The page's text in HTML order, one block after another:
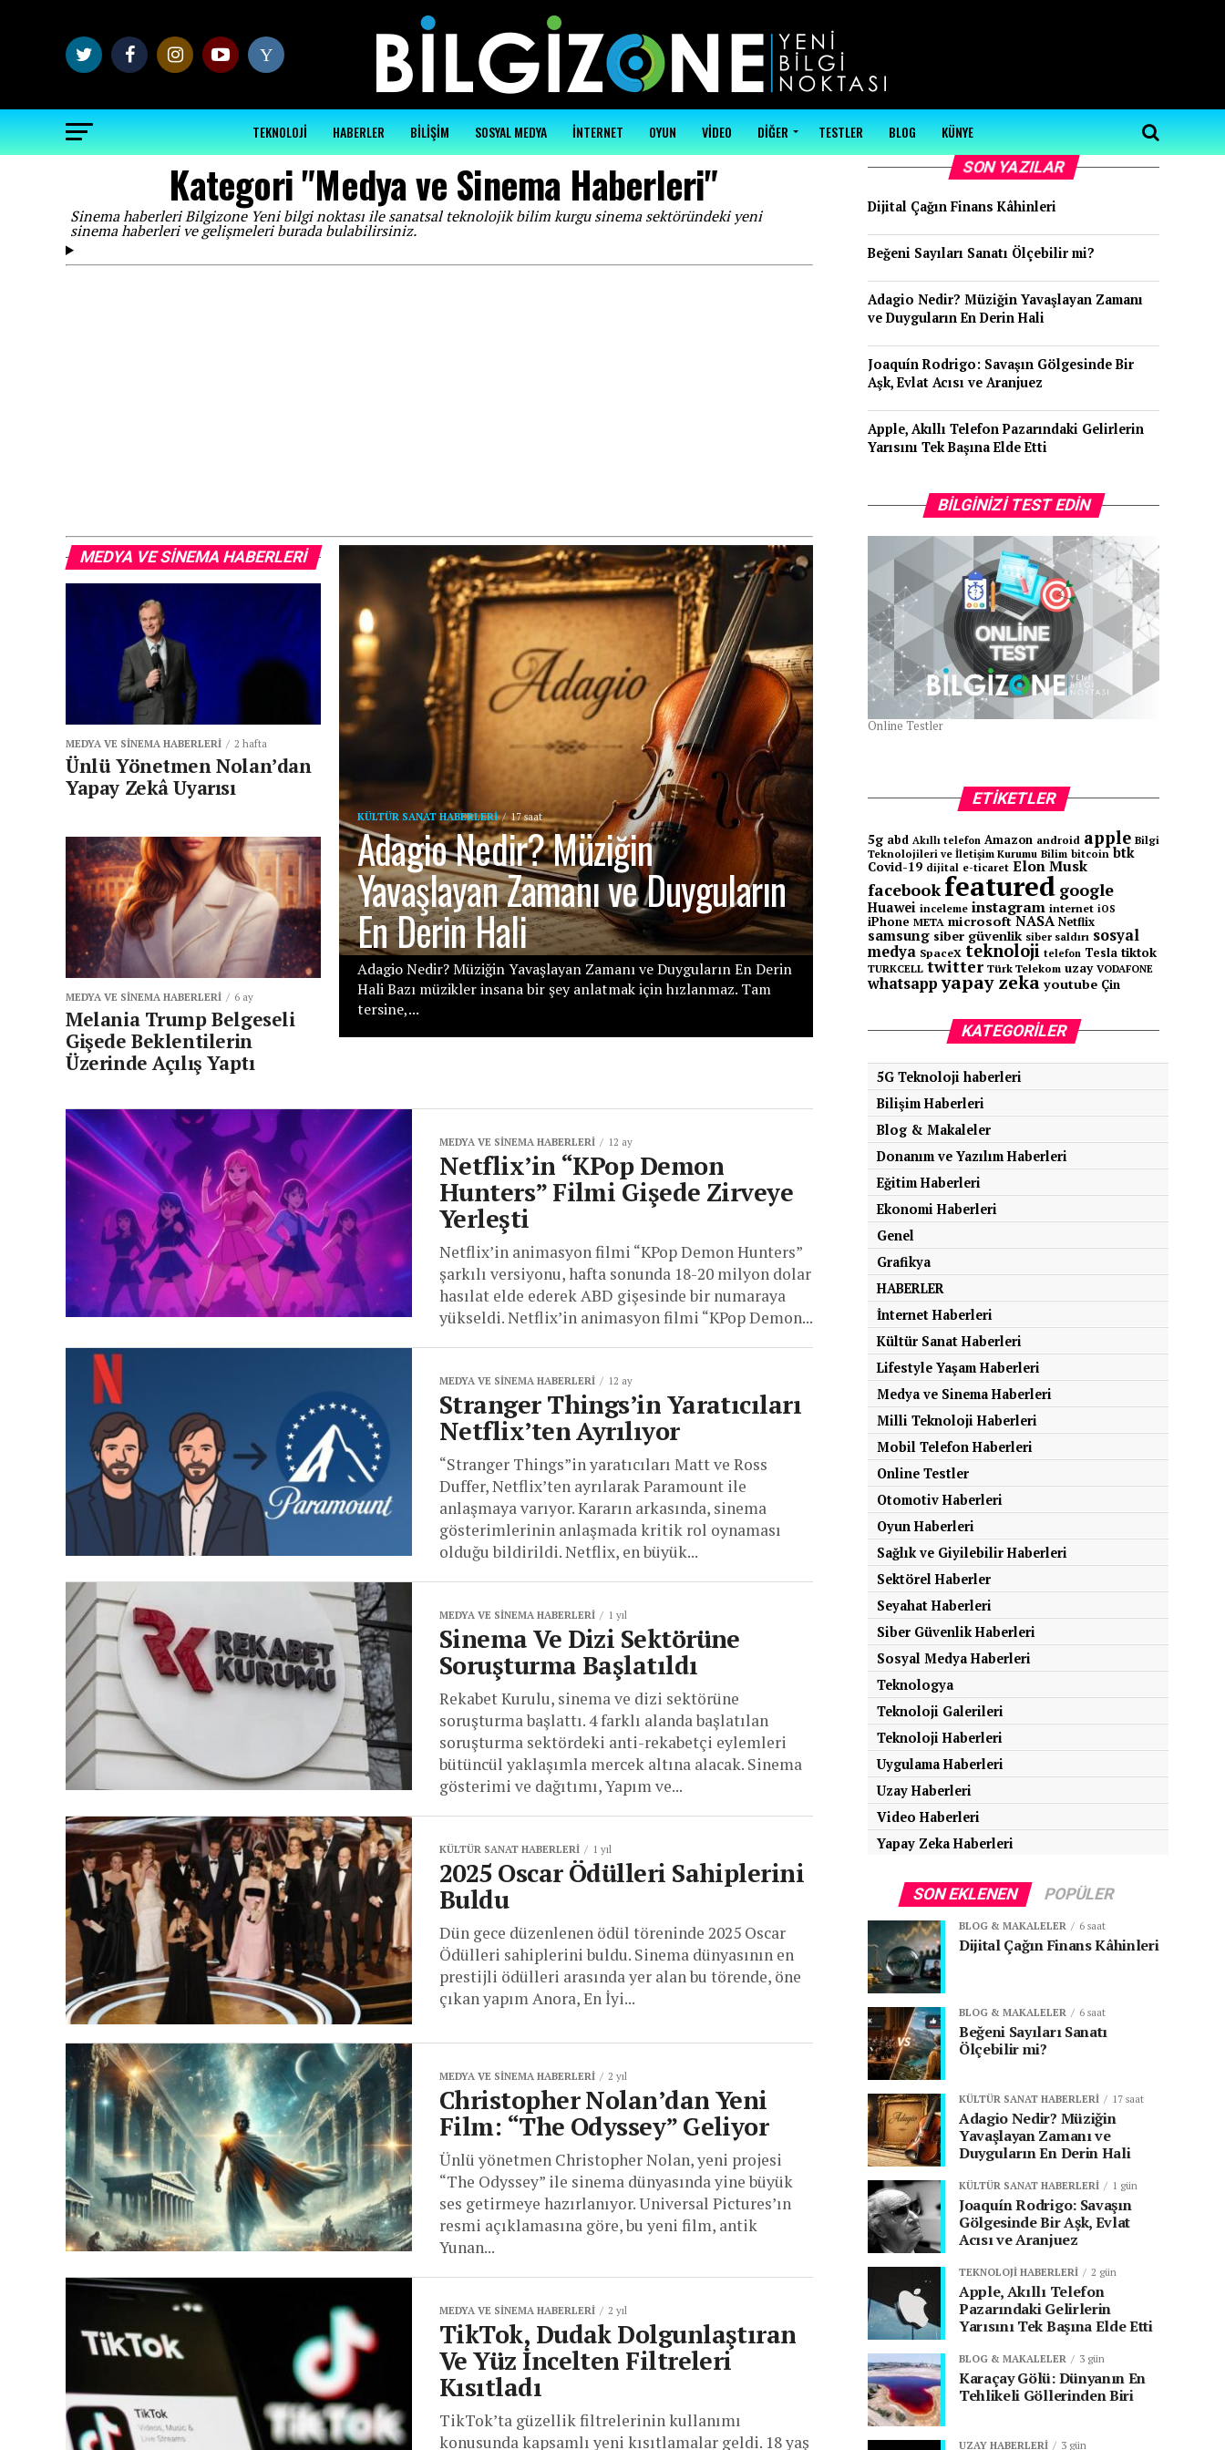
Y
TEKNOLOJİ HABERLER BİLİŞİM SOSYAL MEDYA İNTERNET OYUN VİDEO DİĞER TESTLER BLOG KÜNYE
Kategori "Medya ve Sinema Haberleri"
Sinema haberleri Bilgizone Yeni bilgi noktası ile sanatsal teknolojik bilim kurgu sinema sektöründeki yeni
sinema haberleri ve gelişmeleri burada bulabilirsiniz.
KÜLTÜR SANAT HABERLERI 17 saat
Adagio Nedir? Müziğin
Yavaşlayan Zamanı ve Duyguların
En Derin Hali
Adagio Nedir? Müziğin Yavaşlayan Zamanı ve Duyguların En Derin
Hali Bazı müzikler insana bir şey anlatmak için hızlanmaz. Tam
tersine,...
MEDYA VE SINEMA HABERLERI
MEDYA VE SINEMA HABERLERI 2 hafta
Ünlü Yönetmen Nolan’dan
Yapay Zekâ Uyarısı
MEDYA VE SINEMA HABERLERI 6 ay
Melania Trump Belgeseli
Gişede Beklentilerin
Üzerinde Açılış Yaptı
MEDYA VE SINEMA HABERLERI 12 ay
Netflix’in “KPop Demon
Hunters” Filmi Gişede Zirveye
Yerleşti
Netflix’in animasyon filmi “KPop Demon Hunters”
şarkılı versiyonu, hafta sonunda 18-20 milyon dolar
hasılat elde ederek ABD gişesinde bir numaraya
yükseldi. Netflix’in animasyon filmi “KPop Demon...
MEDYA VE SINEMA HABERLERI 12 ay
Stranger Things’in Yaratıcıları
Netflix’ten Ayrılıyor
“Stranger Things”in yaratıcıları Matt ve Ross
Duffer, Netflix’ten ayrılarak Paramount ile
anlaşmaya varıyor. Kararın arkasında, sinema
gösterimlerinin anlaşmada kritik rol oynaması
olduğu bildirildi. Netflix, en büyük...
MEDYA VE SINEMA HABERLERI 1 yıl
Sinema Ve Dizi Sektörüne
Soruşturma Başlatıldı
Rekabet Kurulu, sinema ve dizi sektörüne
soruşturma başlattı. 4 farklı alanda başlatılan
soruşturma sektördeki anti-rekabetçi eylemleri
bütüncül yaklaşımla mercek altına alacak. Sinema
gösterimi ve dağıtımı, Yapım ve...
KÜLTÜR SANAT HABERLERI 1 yıl
2025 Oscar Ödülleri Sahiplerini
Buldu
Dün gece düzenlenen ödül töreninde 2025 Oscar
Ödülleri sahiplerini buldu. Sinema dünyasının en
prestijli ödülleri arasında yer alan bu törende, öne
çıkan yapım Anora, En İyi...
MEDYA VE SINEMA HABERLERI 2 yıl
Christopher Nolan’dan Yeni
Film: “The Odyssey” Geliyor
Ünlü yönetmen Christopher Nolan, yeni projesi
“The Odyssey” ile sinema dünyasında yine büyük
ses getirmeye hazırlanıyor. Universal Pictures’ın
resmi açıklamasına göre, bu yeni film, antik
Yunan...
MEDYA VE SINEMA HABERLERI 2 yıl
TikTok, Dudak Dolgunlaştıran
Ve Yüz İncelten Filtreleri
Kısıtladı
TikTok’ta güzellik filtrelerinin kullanımı
konusunda kapsamlı yeni kısıtlamalar geldi. 18 yaş
SON YAZILAR
Dijital Çağın Finans Kâhinleri
Beğeni Sayıları Sanatı Ölçebilir mi?
Adagio Nedir? Müziğin Yavaşlayan Zamanı
ve Duyguların En Derin Hali
Joaquín Rodrigo: Savaşın Gölgesinde Bir
Aşk, Evlat Acısı ve Aranjuez
Apple, Akıllı Telefon Pazarındaki Gelirlerin
Yarısını Tek Başına Elde Etti
BILGINIZI TEST EDIN
Online Testler
ETIKETLER
5g abd Akıllı telefon Amazon android apple Bilgi
Teknolojileri ve İletişim Kurumu Bilim bitcoin btk
Covid-19 dijital e-ticaret Elon Musk
facebook featured google
Huawei inceleme instagram internet iOS
iPhone META microsoft NASA Netflix
samsung siber güvenlik siber saldırı sosyal
medya SpaceX teknoloji telefon Tesla tiktok
TURKCELL twitter Türk Telekom uzay VODAFONE
whatsapp yapay zeka youtube Çin
KATEGORILER
5G Teknoloji haberleri
Bilişim Haberleri
Blog & Makaleler
Donanım ve Yazılım Haberleri
Eğitim Haberleri
Ekonomi Haberleri
Genel
Grafikya
HABERLER
İnternet Haberleri
Kültür Sanat Haberleri
Lifestyle Yaşam Haberleri
Medya ve Sinema Haberleri
Milli Teknoloji Haberleri
Mobil Telefon Haberleri
Online Testler
Otomotiv Haberleri
Oyun Haberleri
Sağlık ve Giyilebilir Haberleri
Sektörel Haberler
Seyahat Haberleri
Siber Güvenlik Haberleri
Sosyal Medya Haberleri
Teknologya
Teknoloji Galerileri
Teknoloji Haberleri
Uygulama Haberleri
Uzay Haberleri
Video Haberleri
Yapay Zeka Haberleri
SON EKLENEN POPÜLER
BLOG & MAKALELER 6 saat
Dijital Çağın Finans Kâhinleri
BLOG & MAKALELER 6 saat
Beğeni Sayıları Sanatı
Ölçebilir mi?
KÜLTÜR SANAT HABERLERI 17 saat
Adagio Nedir? Müziğin
Yavaşlayan Zamanı ve
Duyguların En Derin Hali
KÜLTÜR SANAT HABERLERI 1 gün
Joaquín Rodrigo: Savaşın
Gölgesinde Bir Aşk, Evlat
Acısı ve Aranjuez
TEKNOLOJI HABERLERI 2 gün
Apple, Akıllı Telefon
Pazarındaki Gelirlerin
Yarısını Tek Başına Elde Etti
BLOG & MAKALELER 3 gün
Karaçay Gölü: Dünyanın En
Tehlikeli Göllerinden Biri
UZAY HABERLERI 3 gün